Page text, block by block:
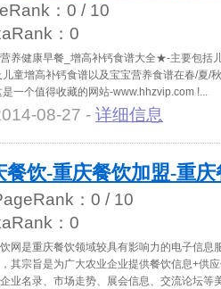
： 0 / 10
： 0
养健康早餐_增高补钙食谱大全★-主要包括
儿童增高补钙食谱以及宝宝营养食谱在春/夏/
是一个值得收藏的网站-www.hhzvip.com !
08-27 - 详细信息
餐饮-重庆餐饮加盟-重
： 0 / 10
： 0
网是重庆餐饮领域较具有影响力的电子信息
其宗旨是为广大农业企业提供餐饮信息+供
业名录、市场走势、展会信息、交流论坛等